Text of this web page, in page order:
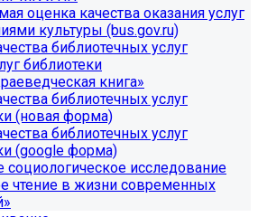
оценка качества оказания услуг
культуры (bus.gov.ru)
библиотечных услуг
библиотеки
книга»
библиотечных услуг
(новая форма)
библиотечных услуг
(google форма)
социологическое исследование
чтение в жизни современных